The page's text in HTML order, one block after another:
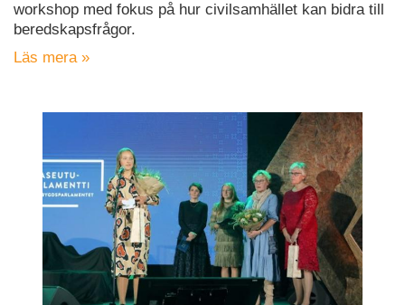
workshop med fokus på hur civilsamhället kan bidra till
beredskapsfrågor.
Läs mera »